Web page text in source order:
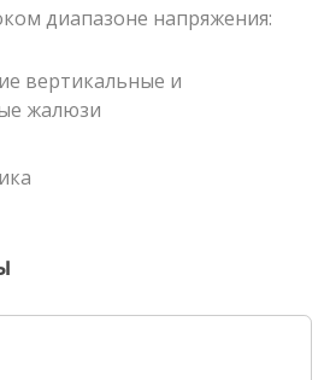
диапазоне напряжения:
вертикальные и
жалюзи